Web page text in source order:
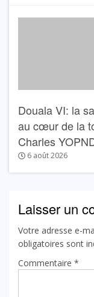
Douala VI: la
au cœur de la
Charles
6 août 2026
Laisser un
Votre adresse e-
obligatoires sont
Commentaire *